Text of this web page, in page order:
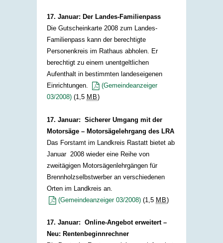
17. Januar: Der Landes-Familienpass
Die Gutscheinkarte 2008 zum Landes-
Familienpass kann der berechtigte
Personenkreis im Rathaus abholen. Er
berechtigt zu einem unentgeltlichen
Aufenthalt in bestimmten landeseigenen
Einrichtungen.
(Gemeindeanzeiger
03/2008) (1,5 MB)
17. Januar: Sicherer Umgang mit der
Motorsäge – Motorsägelehrgang des LRA
Das Forstamt im Landkreis Rastatt bietet ab
Januar 2008 wieder eine Reihe von
zweitägigen Motorsägenlehrgängen für
Brennholzselbstwerber an verschiedenen
Orten im Landkreis an.
(Gemeindeanzeiger 03/2008) (1,5 MB)
17. Januar: Online-Angebot erweitert –
Neu: Rentenbeginnrechner